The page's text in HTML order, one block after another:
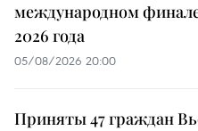
международном
2026 года
05/08/2026 20:00
Приняты 47 граждан